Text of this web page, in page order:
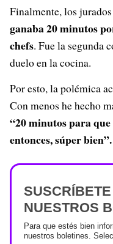
Finalmente, los
ganaba 20 minutos
chefs. Fue la segunda
duelo en la cocina.
Por esto, la polémica
Con menos he hecho
“20 minutos para
entonces, súper bien”.
NUESTROS
Para que estés bien
nuestros boletines.